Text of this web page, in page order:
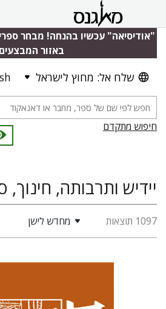
"אודיסיאה" עכשיו בהנחה! מבחר
באזור
שלח אל: מחוץ לישראל
חיפוש מתקדם
1097 תוצאות מחדש לישן